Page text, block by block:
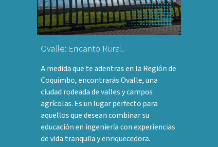
Ovalle: Encanto Rural.
A medida que te adentras en la Región de
Coquimbo, encontrarás Ovalle, una
ciudad rodeada de valles y campos
agrícolas. Es un lugar perfecto para
aquellos que desean combinar su
educación en ingeniería con experiencias
de vida tranquila y enriquecedora.